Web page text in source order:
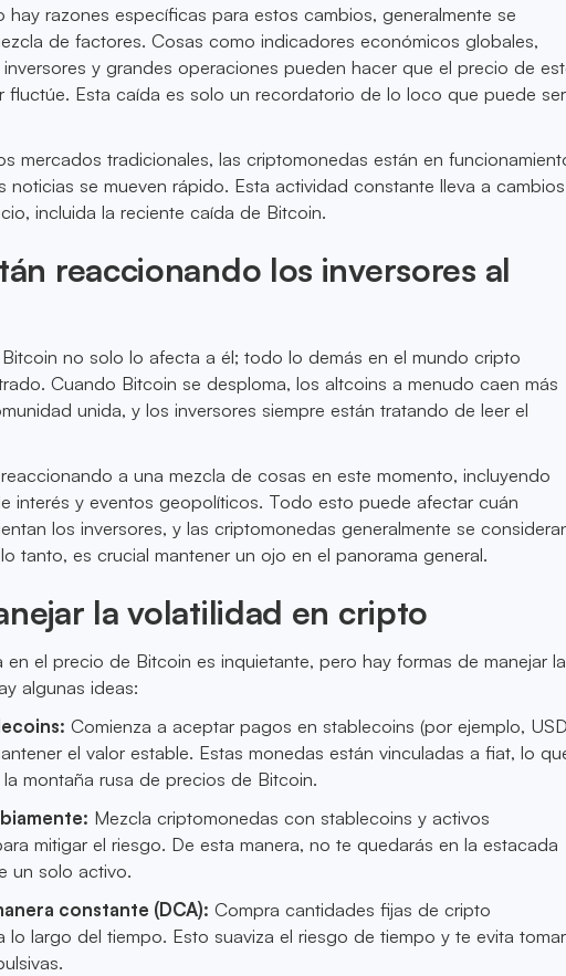
hay razones específicas para estos cambios, generalmente se
de factores. Cosas como indicadores económicos globales,
y grandes operaciones pueden hacer que el precio de
fluctúe. Esta caída es solo un recordatorio de lo loco que puede
mercados tradicionales, las criptomonedas están en
noticias se mueven rápido. Esta actividad constante lleva a cambios
incluida la reciente caída de Bitcoin.
reaccionando los inversores al
no solo lo afecta a él; todo lo demás en el mundo cripto
Cuando Bitcoin se desploma, los altcoins a menudo caen más
unida, y los inversores siempre están tratando de leer el
a una mezcla de cosas en este momento, incluyendo
interés y eventos geopolíticos. Todo esto puede afectar cuán
los inversores, y las criptomonedas generalmente se
tanto, es crucial mantener un ojo en el panorama general.
la volatilidad en cripto
en el precio de Bitcoin es inquietante, pero hay formas de manejar la
algunas ideas:
Comienza a aceptar pagos en stablecoins (por ejemplo,
el valor estable. Estas monedas están vinculadas a fiat, lo
montaña rusa de precios de Bitcoin.
Mezcla criptomonedas con stablecoins y activos
mitigar el riesgo. De esta manera, no te quedarás en la estacada
un solo activo.
constante (DCA): Compra cantidades fijas de cripto
lo largo del tiempo. Esto suaviza el riesgo de tiempo y te evita tomar